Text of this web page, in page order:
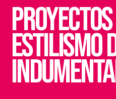
estilismo